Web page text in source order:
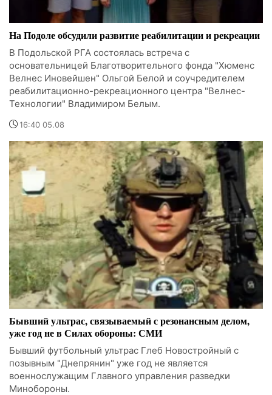
На Подоле обсудили развитие реабилитации и рекреации
В Подольской РГА состоялась встреча с
основательницей Благотворительного фонда "Хюменс
Велнес Иновейшен" Ольгой Белой и соучредителем
реабилитационно-рекреационного центра "Велнес-
Технологии" Владимиром Белым.
16:40 05.08
Бывший ультрас, связываемый с резонансным делом,
уже год не в Силах обороны: СМИ
Бывший футбольный ультрас Глеб Новостройный с
позывным "Днепрянин" уже год не является
военнослужащим Главного управления разведки
Минобороны.